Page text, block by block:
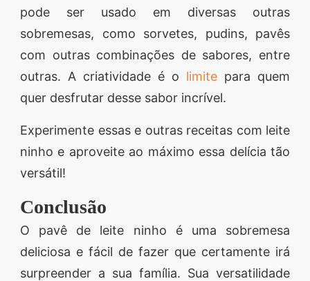
pode ser usado em diversas outras
sobremesas, como sorvetes, pudins, pavês
com outras combinações de sabores, entre
outras. A criatividade é o limite para quem
quer desfrutar desse sabor incrível.
Experimente essas e outras receitas com leite
ninho e aproveite ao máximo essa delícia tão
versátil!
Conclusão
O pavê de leite ninho é uma sobremesa
deliciosa e fácil de fazer que certamente irá
surpreender a sua família. Sua versatilidade